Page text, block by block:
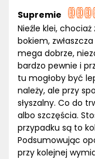
Supremie
Nieźle klei,
bokiem,
mega dobrze,
bardzo pewnie i
tu mogłoby być
należy, ale przy
słyszalny. Co do
albo szczęścia.
przypadku są to
Podsumowując
przy kolejnej